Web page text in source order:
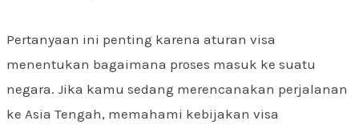
Pertanyaan ini penting karena aturan visa
menentukan bagaimana proses masuk ke suatu
negara. Jika kamu sedang merencanakan perjalanan
ke Asia Tengah, memahami kebijakan visa